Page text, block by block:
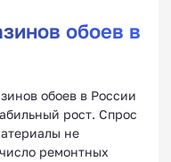
обоев в
обоев в России
рост. Спрос
не
ремонтных